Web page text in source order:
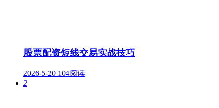
股票配资短线交易实战技巧
2026-5-20 104阅读
2